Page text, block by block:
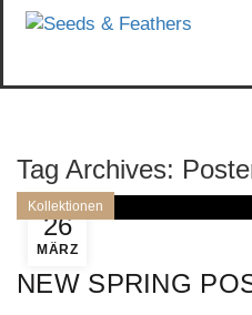
Tag Archives:
26
MÄRZ
Kollektionen
NEW SPRING